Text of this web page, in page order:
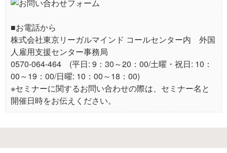
■お電話から
株式会社東京リーガルマインド コールセンター内 外国
人雇用支援センター事務局
0570-064-464 (平日: 9：30～20：00/土曜・祝日: 10：
00～19：00/日曜: 10：00～18：00)
※セミナーに関するお問い合わせの際は、セミナー名と
開催日時をお伝えください。